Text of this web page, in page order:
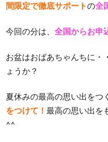
間限定で徹底サポートの全
今回の分は、 全国からお申
お盆はおばあちゃんちに・
ょうか？
夏休みの最高の思い出をつ
をつけて！ 最高の思い出を
^^